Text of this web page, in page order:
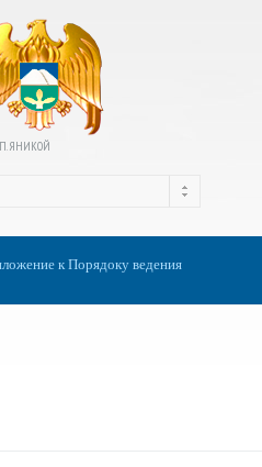
ЯНИКОЙ
к Порядоку ведения